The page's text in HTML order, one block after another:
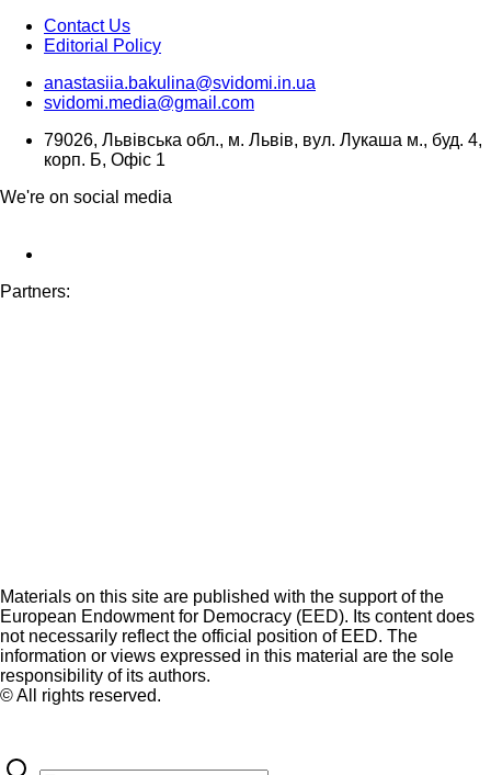
Contact Us
Editorial Policy
anastasiia.bakulina@svidomi.in.ua
svidomi.media@gmail.com
79026, Львівська обл., м. Львів, вул. Лукаша м., буд. 4,
корп. Б, Офіс 1
We're on social media
Partners:
Materials on this site are published with the support of the
European Endowment for Democracy (EED). Its content does
not necessarily reflect the official position of EED. The
information or views expressed in this material are the sole
responsibility of its authors.
© All rights reserved.